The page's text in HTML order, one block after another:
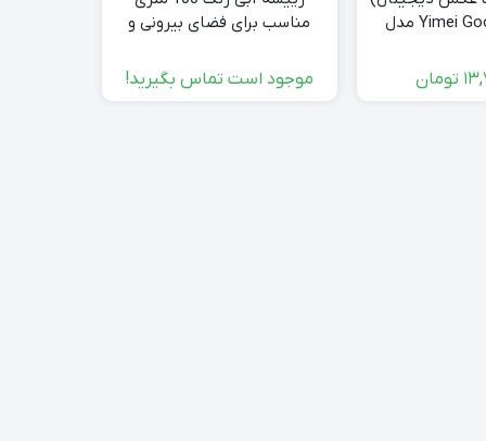
Yimei Good Product مدل
تومان
مناسب برای فضای بیرونی و
موجود است تماس بگیرید!